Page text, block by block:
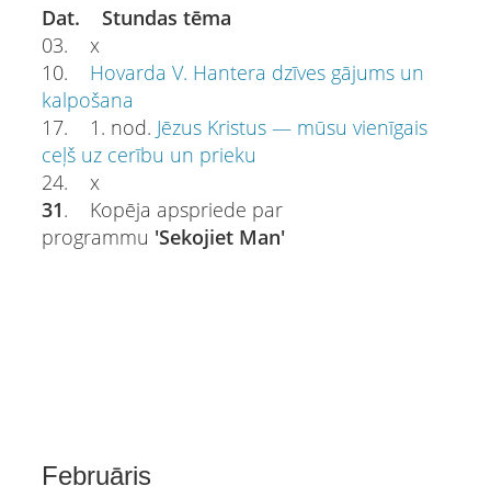
Dat. Stundas tēma
03. x
10. Hovarda V. Hantera dzīves gājums un
kalpošana
17. 1. nod. Jēzus Kristus — mūsu vienīgais
ceļš uz cerību un prieku
24. x
31. Kopēja apspriede par
programmu 'Sekojiet Man'
Februāris